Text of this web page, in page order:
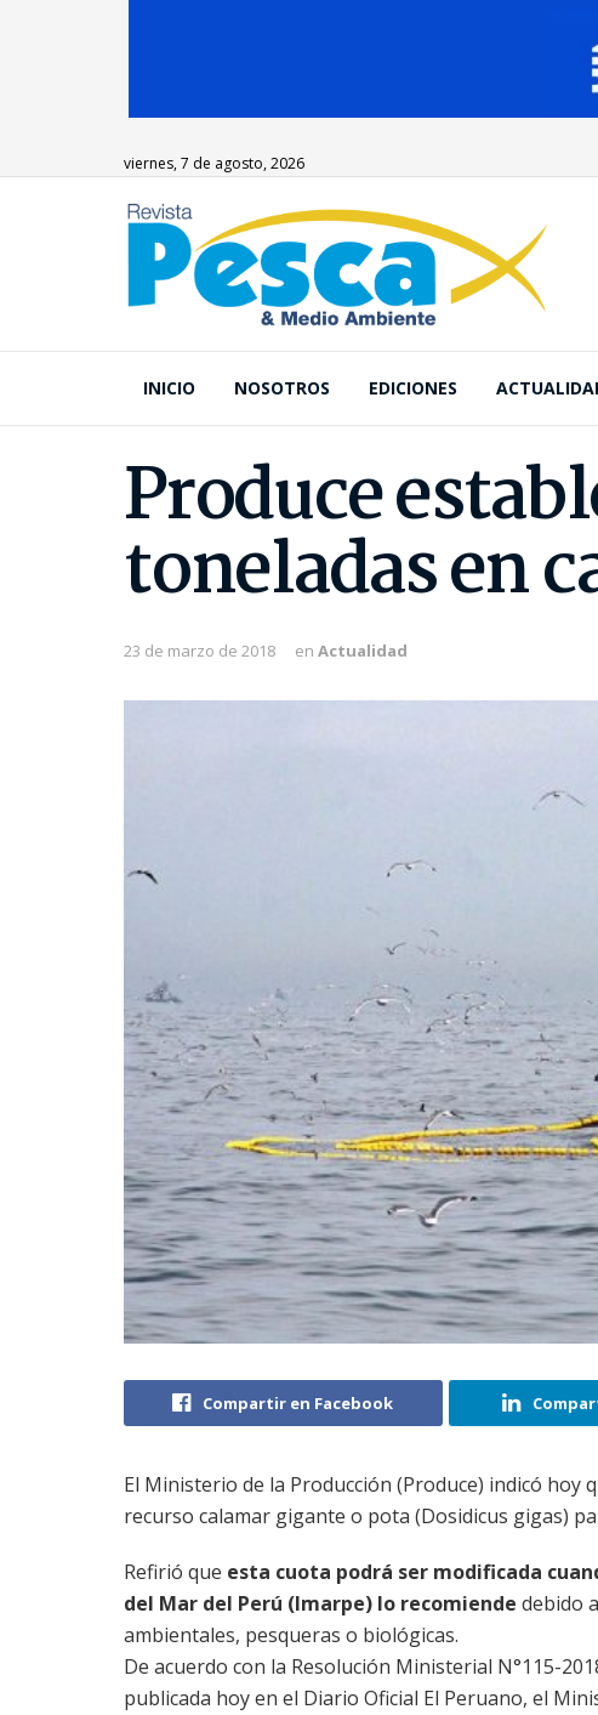
viernes, 7 de agosto, 2026
INICIO NOSOTROS EDICIONES
Produce
toneladas en
23 de marzo de 2018 en Actualidad
Compartir en Facebook
El Ministerio de la Producción (Produce) indicó hoy
recurso calamar gigante o pota (Dosidicus gigas)
Refirió que esta cuota podrá ser modificada
del Mar del Perú (Imarpe) lo recomiende debido
ambientales, pesqueras o biológicas.
De acuerdo con la Resolución Ministerial N°115-
publicada hoy en el Diario Oficial El Peruano, el